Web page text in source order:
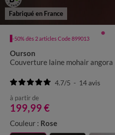
Fabriqué en France
-50% dès 2 articles Code 899013
Ourson
Couverture laine mohair angora
4.7/5 - 14avis
à partir de
199,99 €
Couleur : Rose